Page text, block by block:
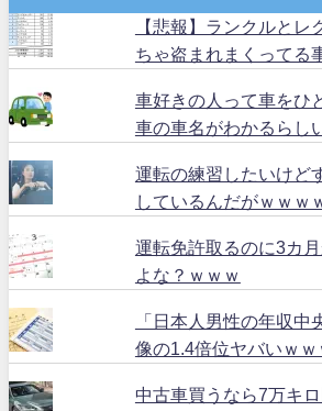
【悲報】ランクルとレ
ちゃ盗まれまくってる
車好きの人って車をひ
車の車名がわかるらし
運転の練習したいけど
しているんだがｗｗｗ
運転免許取るのに3カ
よな？ｗｗｗ
「日本人男性の年収中
像の1.4倍位ヤバいｗｗ
中古車買うなら7万キ